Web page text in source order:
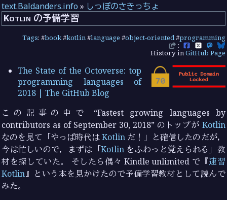
text.Baldanders.info » しっぽのさきっちょ
Kotlin の予備学習
Tags: #book#kotlin#language #object-oriented#programming
:
History inGitHub Page
The State of the Octoverse: top
programming languages of
2018 | The GitHub Blog
この記事の中で “Fastest growing languages by
contributors as of September 30, 2018” のトップが Kotlin
なのを見て「やっぱ時代はKotlin だ！」と確信したのだが，
今は忙しいので，まずは「Kotlin をふわっと覚えられる」教
材を探していた。 そしたら偶々 Kindle unlimited で『速習
Kotlin』という本を見かけたので予備学習教材として読んで
みた。